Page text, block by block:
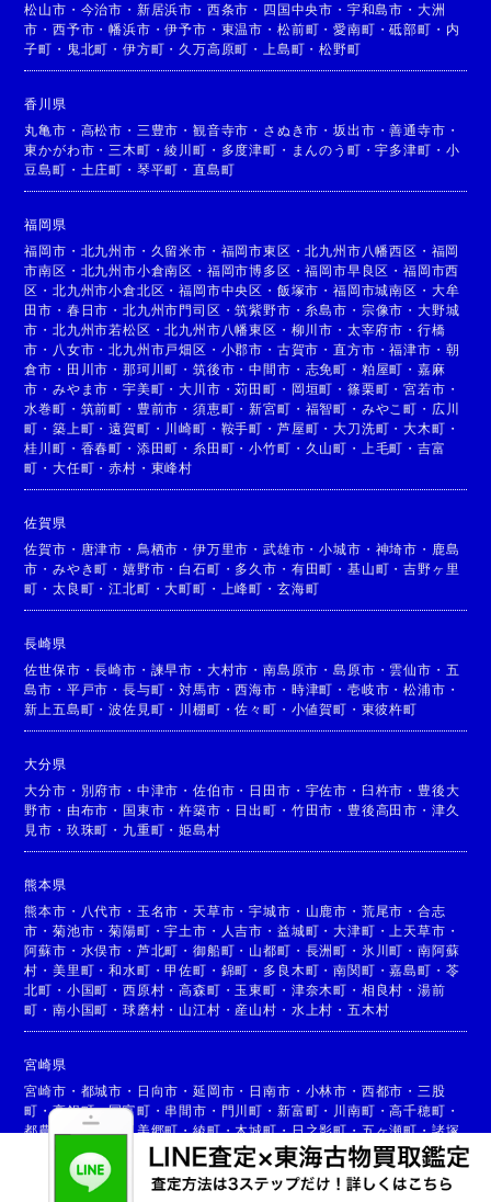
松山市 ・ 今治市 ・ 新居浜市 ・ 西条市 ・ 四国中央市 ・ 宇和島市 ・ 大洲
市 ・西予市 ・幡浜市 ・伊予市 ・ 東温市 ・ 松前町 ・愛南町 ・砥部町 ・ 内
子町 ・ 鬼北町 ・伊方町 ・ 久万高原町 ・ 上島町 ・松野町
香川県
丸亀市 ・ 高松市 ・ 三豊市 ・観音寺市 ・ さぬき市 ・坂出市 ・善通寺市 ・
東かがわ市 ・ 三木町 ・綾川町 ・ 多度津町 ・ まんのう町 ・宇多津町 ・ 小
豆島町 ・ 土庄町 ・ 琴平町 ・直島町
福岡県
福岡市 ・ 北九州市 ・ 久留米市 ・ 福岡市東区 ・北九州市八幡西区 ・ 福岡
市南区 ・ 北九州市小倉南区 ・ 福岡市博多区 ・福岡市早良区 ・福岡市西
区 ・北九州市小倉北区 ・福岡市中央区 ・ 飯塚市 ・福岡市城南区 ・ 大牟
田市 ・ 春日市 ・北九州市門司区 ・筑紫野市 ・ 糸島市 ・ 宗像市 ・ 大野城
市 ・北九州市若松区 ・北九州市八幡東区 ・ 柳川市 ・ 太宰府市 ・ 行橋
市 ・ 八女市 ・北九州市戸畑区 ・ 小郡市 ・ 古賀市 ・直方市 ・福津市 ・ 朝
倉市 ・ 田川市 ・那珂川町 ・筑後市 ・中間市 ・ 志免町 ・ 粕屋町 ・ 嘉麻
市 ・みやま市 ・宇美町 ・大川市 ・苅田町 ・ 岡垣町 ・ 篠栗町 ・宮若市 ・
水巻町 ・ 筑前町 ・ 豊前市 ・須恵町 ・新宮町 ・ 福智町 ・ みやこ町 ・ 広川
町 ・築上町 ・遠賀町 ・ 川崎町 ・ 鞍手町 ・ 芦屋町 ・大刀洗町 ・大木町 ・
桂川町 ・ 香春町 ・ 添田町 ・ 糸田町 ・小竹町 ・ 久山町 ・ 上毛町 ・ 吉富
町 ・大任町 ・赤村 ・ 東峰村
佐賀県
佐賀市 ・ 唐津市 ・ 鳥栖市 ・伊万里市 ・武雄市 ・小城市 ・ 神埼市 ・ 鹿島
市 ・みやき町 ・嬉野市 ・ 白石町 ・ 多久市 ・ 有田町 ・ 基山町 ・吉野ヶ里
町 ・太良町 ・江北町 ・大町町 ・ 上峰町 ・ 玄海町
長崎県
佐世保市 ・長崎市 ・ 諫早市 ・ 大村市 ・南島原市 ・島原市 ・ 雲仙市 ・ 五
島市 ・ 平戸市 ・長与町 ・対馬市 ・西海市 ・ 時津町 ・ 壱岐市 ・松浦市 ・
新上五島町 ・波佐見町 ・ 川棚町 ・佐々町 ・ 小値賀町 ・ 東彼杵町
大分県
大分市 ・ 別府市 ・ 中津市 ・佐伯市 ・ 日田市 ・ 宇佐市 ・ 臼杵市 ・ 豊後大
野市 ・ 由布市 ・ 国東市 ・杵築市 ・ 日出町 ・ 竹田市 ・ 豊後高田市 ・ 津久
見市 ・ 玖珠町 ・ 九重町 ・姫島村
熊本県
熊本市 ・ 八代市 ・ 玉名市 ・ 天草市 ・宇城市 ・ 山鹿市 ・ 荒尾市 ・ 合志
市 ・菊池市 ・菊陽町 ・宇土市 ・ 人吉市 ・ 益城町 ・大津町 ・ 上天草市 ・
阿蘇市 ・ 水俣市 ・ 芦北町 ・御船町 ・ 山都町 ・ 長洲町 ・ 氷川町 ・ 南阿蘇
村 ・美里町 ・和水町 ・甲佐町 ・ 錦町 ・ 多良木町 ・南関町 ・嘉島町 ・ 苓
北町 ・ 小国町 ・西原村 ・高森町 ・ 玉東町 ・ 津奈木町 ・ 相良村 ・ 湯前
町 ・南小国町 ・球磨村 ・ 山江村 ・ 産山村 ・ 水上村 ・ 五木村
宮崎県
宮崎市 ・ 都城市 ・ 日向市 ・延岡市 ・ 日南市 ・ 小林市 ・ 西都市 ・ 三股
町 ・高鍋町・国富町 ・ 串間市 ・ 門川町 ・ 新富町 ・ 川南町 ・高千穂町 ・
都農町
高原町 ・美郷町・綾町・木城町・日之影町・五ヶ瀬町・諸塚
椎葉村・ 西米良村